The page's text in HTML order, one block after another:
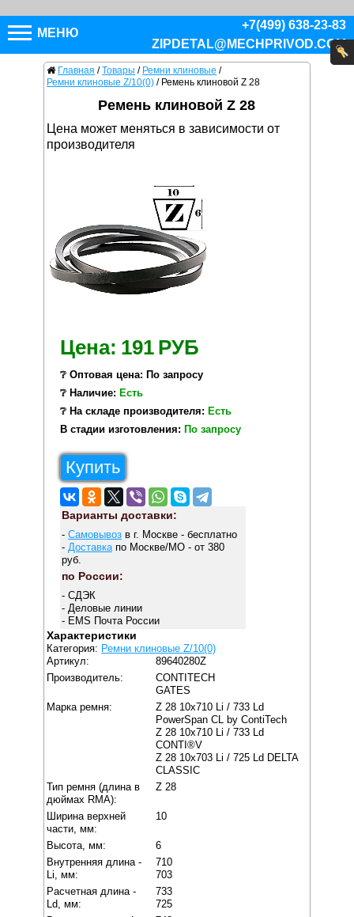
МЕНЮ
+7(499) 638-23-83
ZIPDETAL@MECHPRIVOD.COM
Главная / Товары / Ремни клиновые /
Ремни клиновые Z/10(0) / Ремень клиновой Z 28
Ремень клиновой Z 28
Цена может меняться в зависимости от
производителя
Цена: 191 РУБ
❔ Оптовая цена: По запросу
❔ Наличие: Есть
❔ На складе производителя: Есть
В стадии изготовления: По запросу
Купить
Варианты доставки:
- Самовывозв г. Москве - бесплатно
- Доставкапо Москве/МО - от 380
руб.
по России:
- СДЭК
- Деловые линии
- EMS Почта России
Характеристики
Категория: Ремни клиновые Z/10(0)
Артикул:
89640280Z
Производитель:
CONTITECH
GATES
Марка ремня:
Z 28 10x710 Li / 733 Ld
PowerSpan CL by ContiTech
Z 28 10x710 Li / 733 Ld
CONTI®V
Z 28 10x703 Li / 725 Ld DELTA
CLASSIC
Тип ремня (длина в
дюймах RMA):
Z 28
Ширина верхней
части, мм:
10
Высота, мм:
6
Внутренняя длина -
Li, мм:
710
703
Расчетная длина -
Ld, мм:
733
725